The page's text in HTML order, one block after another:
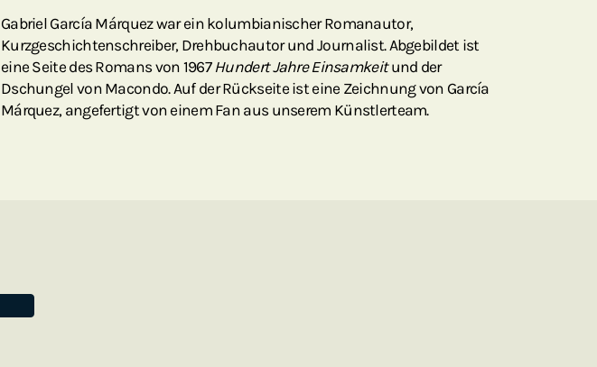
Gabriel García Márquez war ein kolumbianischer Romanautor,
Kurzgeschichtenschreiber, Drehbuchautor und Journalist. Abgebildet ist
eine Seite des Romans von 1967 Hundert Jahre Einsamkeitund der
Dschungel von Macondo. Auf der Rückseite ist eine Zeichnung von García
Márquez, angefertigt von einem Fan aus unserem Künstlerteam.